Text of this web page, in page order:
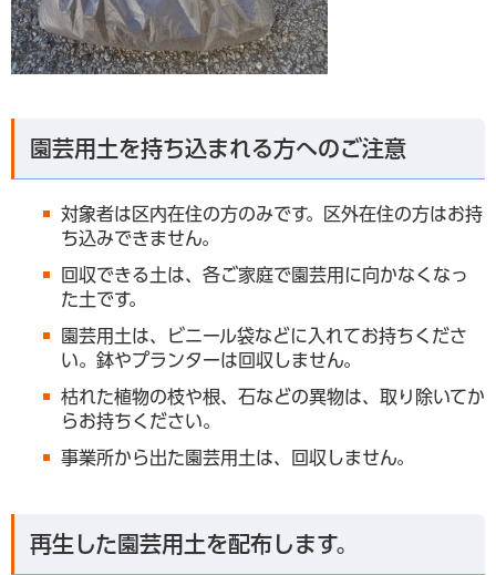
園芸用土を持ち込まれる方へのご注意
対象者は区内在住の方のみです。区外在住の方はお持
ち込みできません。
回収できる土は、各ご家庭で園芸用に向かなくなっ
た土です。
園芸用土は、ビニール袋などに入れてお持ちくださ
い。鉢やプランターは回収しません。
枯れた植物の枝や根、石などの異物は、取り除いてか
らお持ちください。
事業所から出た園芸用土は、回収しません。
再生した園芸用土を配布します。